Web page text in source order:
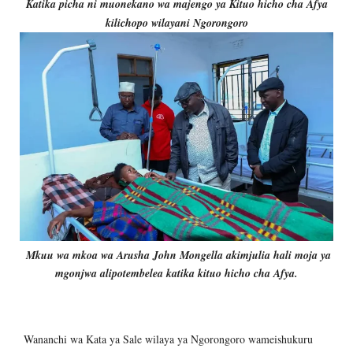
Katika picha ni muonekano wa majengo ya Kituo hicho cha Afya
kilichopo wilayani Ngorongoro
Mkuu wa mkoa wa Arusha John Mongella akimjulia hali moja ya
mgonjwa alipotembelea katika kituo hicho cha Afya.
Wananchi wa Kata ya Sale wilaya ya Ngorongoro wameishukuru